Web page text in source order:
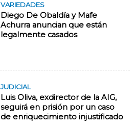
VARIEDADES
Diego De Obaldía y Mafe
Achurra anuncian que están
legalmente casados
JUDICIAL
Luis Oliva, exdirector de la AIG,
seguirá en prisión por un caso
de enriquecimiento injustificado